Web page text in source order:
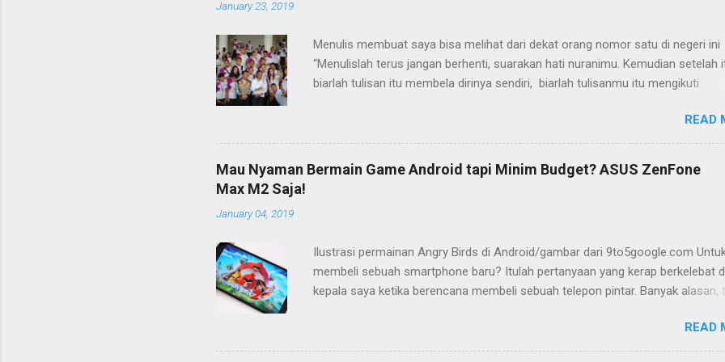
January 23, 2019
Menulis membuat saya bisa melihat dari dekat orang nomor satu di negeri ini
“Menulislah terus jangan berhenti, suarakan hati nuranimu. Kemudian setelah
biarlah tulisan itu membela dirinya sendiri, biarlah tulisanmu itu mengikuti
jauh bertahun-tahun setelah saya bergumul dengan dunia tulis-menulis.
saya masih duduk di bangku Sekolah Menengah Atas (SMA) di Flores, Nusa
Tenggara Timur (NTT). Tidak ada maksud atau tujuan khusus saat itu. Yang ada
hanya satu: menulis dan terus menulis. Bisa jadi perkenalan saya dengan dunia
sisi berbeda untuk menandai sebuah koin yang sama. Itu semua tidak timbul
merta. Paket itu muncul, kemudian ...
READ
Mau Nyaman Bermain Game Android tapi Minim Budget? ASUS ZenFone
Max M2 Saja!
January 04, 2019
Ilustrasi permainan Angry Birds di Android/gambar dari 9to5google.com
membeli sebuah smartphone baru? Itulah pertanyaan yang kerap berkelebat
kepala saya ketika berencana membeli sebuah telepon pintar. Banyak alasan,
tidak mau saya perlu segera mendapatkan yang baru. Urusan akan berbeda,
dalam situasi seperti itu saya memiliki lebih dari satu handphone. Terlepas
READ